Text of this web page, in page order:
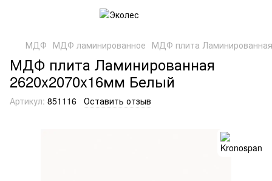
МДФ МДФ ламинированное МДФ плита
МДФ плита Ламинированная
2620x2070x16мм Белый
Артикул: 851116 Оставить отзыв